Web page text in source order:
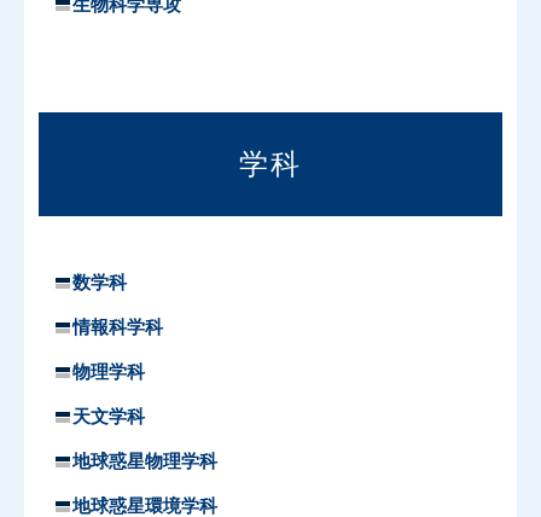
学科
数学科
情報科学科
物理学科
天文学科
地球惑星物理学科
地球惑星環境学科